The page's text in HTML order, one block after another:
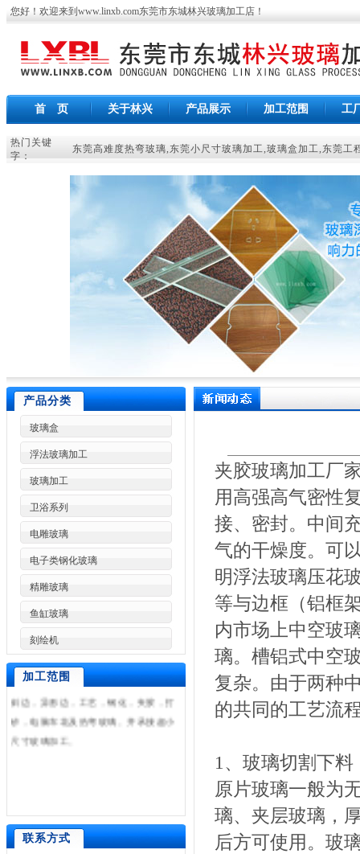
您好！欢迎来到 www.linxb.com东莞市东城林兴玻璃加工店 ！
首 页 关于林兴 产品展示 加工范围 工
热门关键
字：
东莞高难度热弯玻璃,东莞小尺寸玻璃加工,玻璃盒加工,东莞工
产品分类
玻璃盒
浮法玻璃加工
玻璃加工
卫浴系列
电雕玻璃
电子类钢化玻璃
精雕玻璃
鱼缸玻璃
刻绘机
加工范围
东莞市林兴玻璃制品加工厂是一家专业
加工各种高难度特种玻璃,东莞玻璃加工,
东莞玻璃深加工,东莞玻璃加工设备,东莞
玻璃加工厂,浮法玻璃加工,艺术玻璃加
工,玻璃制品厂,广州玻璃加工,深圳玻璃
加工,惠州玻璃加工等.是东莞玻璃加工厂
很具竞争力和影响力的大型玻璃加工
厂.2-19厘白玻及各类银镜开介，直边，
联系方式
夹胶玻璃加工厂
用高强高气密性
接、密封。中间
气的干燥度。可
明浮法玻璃压花
等与边框（铝框
内市场上中空玻
璃。槽铝式中空
复杂。由于两种
的共同的工艺流
1、玻璃切割下料
原片玻璃一般为
璃、夹层玻璃，
后方可使用。玻